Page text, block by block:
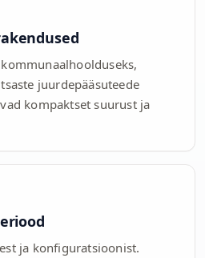
juurdepääsuteede
kompaktset suurust ja
ja konfiguratsioonist.